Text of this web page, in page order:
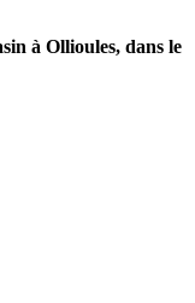
à Ollioules, dans le